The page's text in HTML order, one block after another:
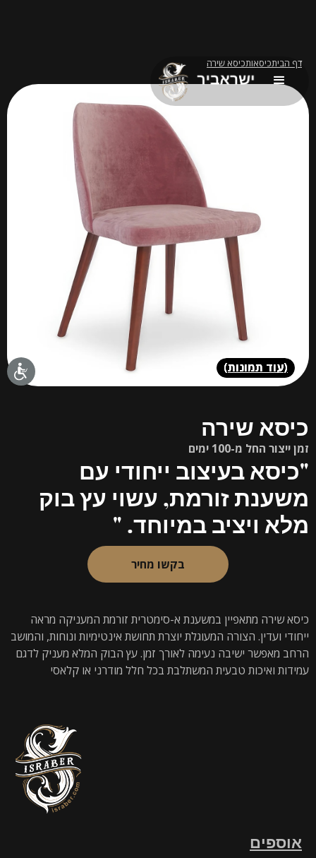
דף הביתכיסאותכיסא שירה
(עוד תמונות)
כיסא שירה
זמן ייצור החל מ-100 ימים
"כיסא בעיצוב ייחודי עם
משענת זורמת, עשוי עץ בוק
מלא ויציב במיוחד. "
בקשו מחיר
כיסא שירה מתאפיין במשענת א-סימטרית זורמת המעניקה מראה
ייחודי ועדין. הצורה המעוגלת יוצרת תחושת אינטימיות ונוחות, והמושב
הרחב מאפשר ישיבה נעימה לאורך זמן. עץ הבוק המלא מעניק לדגם
עמידות ואיכות טבעית המשתלבת בכל חלל מודרני או קלאסי
אוספים